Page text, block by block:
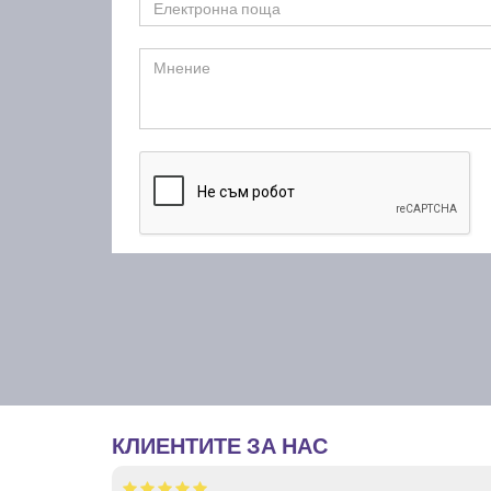
КЛИЕНТИТЕ ЗА НАС